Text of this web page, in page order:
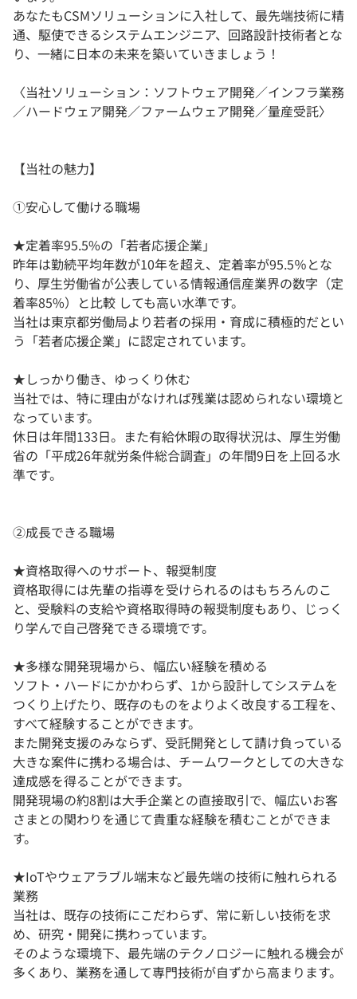
あなたもCSMソリューションに入社して、最先端技術に精
通、駆使できるシステムエンジニア、回路設計技術者とな
り、一緒に日本の未来を築いていきましょう！
〈当社ソリューション：ソフトウェア開発／インフラ業務
／ハードウェア開発／ファームウェア開発／量産受託〉
【当社の魅力】
①安心して働ける職場
★定着率95.5%の「若者応援企業」
昨年は勤続平均年数が10年を超え、定着率が95.5％とな
り、厚生労働省が公表している情報通信産業界の数字（定
着率85%）と比較 しても高い水準です。
当社は東京都労働局より若者の採用・育成に積極的だとい
う「若者応援企業」に認定されています。
★しっかり働き、ゆっくり休む
当社では、特に理由がなければ残業は認められない環境と
なっています。
休日は年間133日。また有給休暇の取得状況は、厚生労働
省の「平成26年就労条件総合調査」の年間9日を上回る水
準です。
②成長できる職場
★資格取得へのサポート、報奨制度
資格取得には先輩の指導を受けられるのはもちろんのこ
と、受験料の支給や資格取得時の報奨制度もあり、じっく
り学んで自己啓発できる環境です。
★多様な開発現場から、幅広い経験を積める
ソフト・ハードにかかわらず、1から設計してシステムを
つくり上げたり、既存のものをよりよく改良する工程を、
すべて経験することができます。
また開発支援のみならず、受託開発として請け負っている
大きな案件に携わる場合は、チームワークとしての大きな
達成感を得ることができます。
開発現場の約8割は大手企業との直接取引で、幅広いお客
さまとの関わりを通じて貴重な経験を積むことができま
す。
★IoTやウェアラブル端末など最先端の技術に触れられる
業務
当社は、既存の技術にこだわらず、常に新しい技術を求
め、研究・開発に携わっています。
そのような環境下、最先端のテクノロジーに触れる機会が
多くあり、業務を通して専門技術が自ずから高まります。